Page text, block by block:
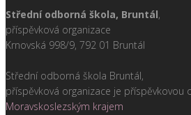
Střední odborná škola, Bruntál,
příspěvková organizace
Krnovská 998/9, 792 01 Bruntál
Střední odborná škola Bruntál,
příspěvková organizace je příspěvkovou
Moravskoslezským krajem